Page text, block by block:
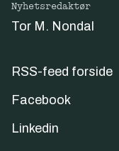
Nyhetsredaktør
Tor M. Nondal
RSS-feed forside
Facebook
Linkedin